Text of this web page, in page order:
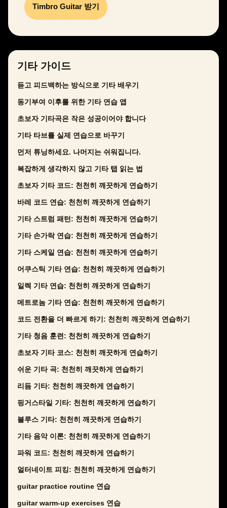
Timbro Guitar 받기
기타 가이드
듣고 피드백하는 방식으로 기타 배우기
동기부여 이후를 위한 기타 연습 앱
초보자 기타곡은 작은 성공이어야 합니다
기타 타브를 실제 연습으로 바꾸기
먼저 튜닝하세요. 나머지는 쉬워집니다.
복잡하게 생각하지 않고 기타 탭 읽는 법
초보자 기타 코드: 천천히 깨끗하게 연습하기
바레 코드 연습: 천천히 깨끗하게 연습하기
기타 스트럼 패턴: 천천히 깨끗하게 연습하기
기타 손가락 연습: 천천히 깨끗하게 연습하기
기타 스케일 연습: 천천히 깨끗하게 연습하기
어쿠스틱 기타 연습: 천천히 깨끗하게 연습하기
일렉 기타 연습: 천천히 깨끗하게 연습하기
메트로놈 기타 연습: 천천히 깨끗하게 연습하기
코드 전환을 더 빠르게 하기: 천천히 깨끗하게 연습하기
기타 청음 훈련: 천천히 깨끗하게 연습하기
초보자 기타 코스: 천천히 깨끗하게 연습하기
쉬운 기타 곡: 천천히 깨끗하게 연습하기
리듬 기타: 천천히 깨끗하게 연습하기
핑거스타일 기타: 천천히 깨끗하게 연습하기
블루스 기타: 천천히 깨끗하게 연습하기
기타 음악 이론: 천천히 깨끗하게 연습하기
파워 코드: 천천히 깨끗하게 연습하기
얼터네이트 피킹: 천천히 깨끗하게 연습하기
guitar practice routine 연습
guitar warm-up exercises 연습